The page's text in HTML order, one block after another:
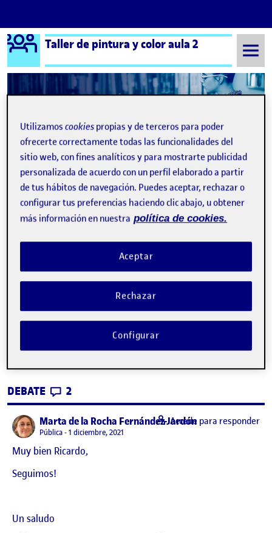
Saltar al contenido
Logo Ágora
Taller de pintura y color aula 2
Semestre 20211 - Aula 2 29 Noviembre, 2021
29 Noviembre, 2021
PEC4. Proyecto acrílico
DEBATE CONTRIBUTIONS
2EN PEC4. PROYECTO ACRÍLICO
Marta de la Rocha Fernández-Jardónsays:
Visibilidad:
Pública 1 diciembre, 2021
Muy bien Ricardo,
Seguimos!
Un saludo
Accede para responder
Utilizamoscookies propias y de terceros para poder
ofrecerte correctamente todas las funcionalidades del
sitio web, con fines analíticos y para mostrarte publicidad
personalizada de acuerdo con un perfil elaborado a partir
de tus hábitos de navegación. Puedes aceptar, rechazar o
configurar tus preferencias haciendo clic abajo, u obtener
más información en nuestra política de cookies.
Rechazar
Aceptar
Configurar